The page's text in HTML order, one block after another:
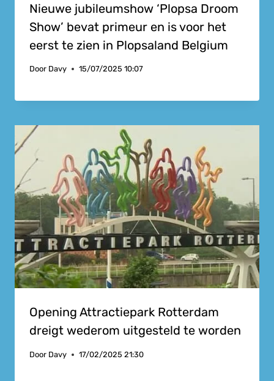
Nieuwe jubileumshow ‘Plopsa Droom
Show’ bevat primeur en is voor het
eerst te zien in Plopsaland Belgium
Door Davy 15/07/2025 10:07
Opening Attractiepark Rotterdam
dreigt wederom uitgesteld te worden
Door Davy 17/02/2025 21:30